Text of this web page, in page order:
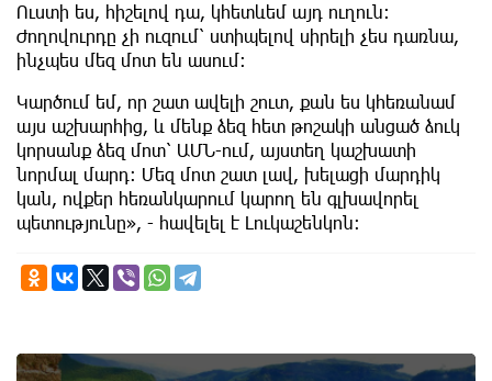
Ուստի ես, հիշելով դա, կհետևեմ այդ ուղուն։
Ժողովուրդը չի ուզում՝ ստիպելով սիրելի չես դառնա,
ինչպես մեզ մոտ են ասում։
Կարծում եմ, որ շատ ավելի շուտ, քան ես կհեռանամ
այս աշխարհից, և մենք ձեզ հետ թոշակի անցած ձուկ
կորսանք ձեզ մոտ՝ ԱՄՆ-ում, այստեղ կաշխատի
նորմալ մարդ։ Մեզ մոտ շատ լավ, խելացի մարդիկ
կան, ովքեր հեռանկարում կարող են գլխավորել
պետությունը», - հավելել է Լուկաշենկոն։